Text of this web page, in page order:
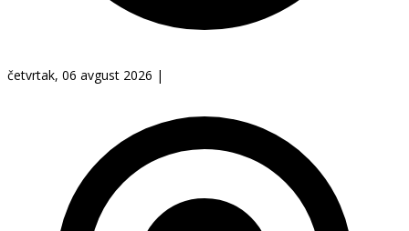
četvrtak, 06 avgust 2026 |